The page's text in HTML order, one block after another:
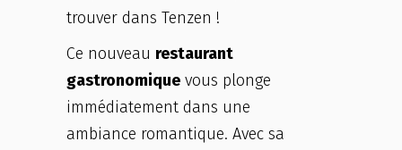
trouver dans Tenzen !
Ce nouveau restaurant
gastronomique vous plonge
immédiatement dans une
ambiance romantique. Avec sa